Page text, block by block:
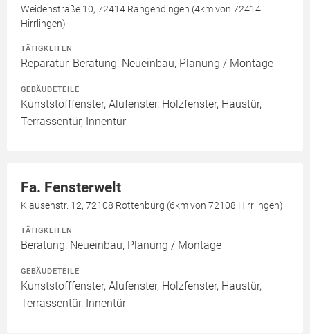
Weidenstraße 10, 72414 Rangendingen (4km von 72414
Hirrlingen)
TÄTIGKEITEN
Reparatur, Beratung, Neueinbau, Planung / Montage
GEBÄUDETEILE
Kunststofffenster, Alufenster, Holzfenster, Haustür,
Terrassentür, Innentür
Fa. Fensterwelt
Klausenstr. 12, 72108 Rottenburg (6km von 72108 Hirrlingen)
TÄTIGKEITEN
Beratung, Neueinbau, Planung / Montage
GEBÄUDETEILE
Kunststofffenster, Alufenster, Holzfenster, Haustür,
Terrassentür, Innentür